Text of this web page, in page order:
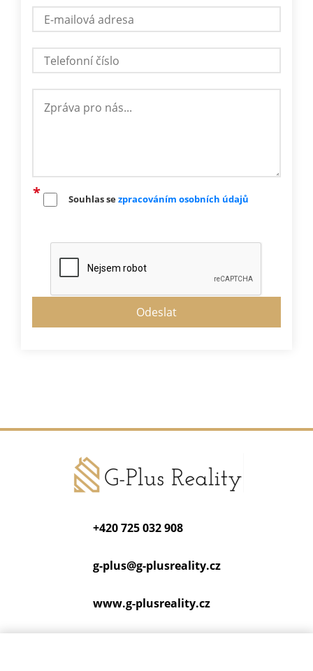
Souhlas se zpracováním osobních údajů
+420 725 032 908
g-plus@g-plusreality.cz
www.g-plusreality.cz